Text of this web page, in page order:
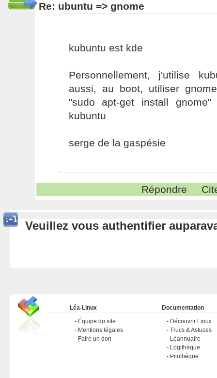
Re: ubuntu => gnome
kubuntu est kde
Personnellement, j'utilise
aussi, au boot, utiliser
"sudo apt-get install
kubuntu
serge de la gaspésie
Répondre
Veuillez vous authentifier
Léa-Linux
Équipe du site
Mentions légales
Faire un don
Documentation
Découvrir Linux
Trucs & Astuces
Léannuaire
Logithèque
Pilothèque